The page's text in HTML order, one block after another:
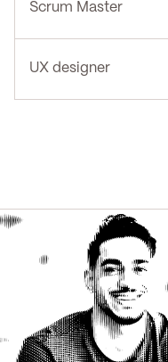
Scrum Master
UX designer